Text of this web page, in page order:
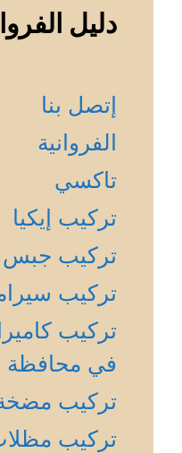
دليل
إتصل بنا
الفروانية
تاكسي
تركيب إيكيا
تركيب جبس
تركيب
تركيب
في محافظة
تركيب
تركيب